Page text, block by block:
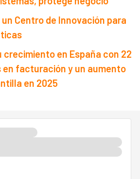
Centro de Innovación para
crecimiento en España con 22
en facturación y un aumento
en 2025